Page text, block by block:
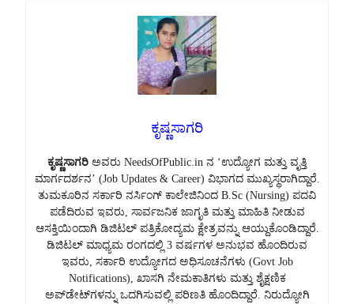
ಕೃಷ್ಣಸಾಗರಿ
ಕೃಷ್ಣಸಾಗರಿ ಅವರು NeedsOfPublic.in ನ ‘ಉದ್ಯೋಗ ಮತ್ತು ವೃತ್ತಿ
ಮಾರ್ಗದರ್ಶನ’ (Job Updates & Career) ವಿಭಾಗದ ಮುಖ್ಯಸ್ಥರಾಗಿದ್ದಾರೆ.
ತುಮಕೂರಿನ ಸರ್ಕಾರಿ ನರ್ಸಿಂಗ್ ಕಾಲೇಜಿನಿಂದ B.Sc (Nursing) ಪದವಿ
ಪಡೆದಿರುವ ಇವರು, ಸಾರ್ವಜನಿಕ ಜಾಗೃತಿ ಮತ್ತು ಮಾಹಿತಿ ನೀಡುವ
ಆಸಕ್ತಿಯಿಂದಾಗಿ ಡಿಜಿಟಲ್ ಪತ್ರಿಕೋದ್ಯಮ ಕ್ಷೇತ್ರವನ್ನು ಆಯ್ದುಕೊಂಡಿದ್ದಾರೆ.
ಡಿಜಿಟಲ್ ಮಾಧ್ಯಮ ರಂಗದಲ್ಲಿ 3 ವರ್ಷಗಳ ಅನುಭವ ಹೊಂದಿರುವ
ಇವರು, ಸರ್ಕಾರಿ ಉದ್ಯೋಗದ ಅಧಿಸೂಚನೆಗಳು (Govt Job
Notifications), ಖಾಸಗಿ ನೇಮಕಾತಿಗಳು ಮತ್ತು ಶೈಕ್ಷಣಿಕ
ಅಪ್‌ಡೇಟ್‌ಗಳನ್ನು ಒದಗಿಸುವಲ್ಲಿ ಪರಿಣತಿ ಹೊಂದಿದ್ದಾರೆ. ನಿರುದ್ಯೋಗಿ